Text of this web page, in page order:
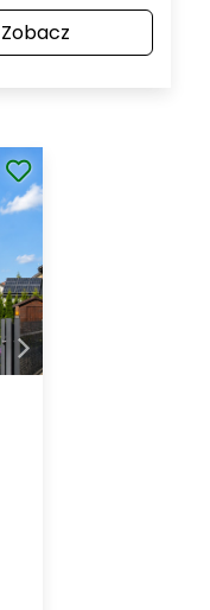
Zobacz